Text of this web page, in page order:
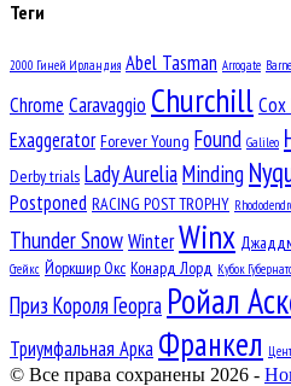
Теги
2000 Гиней Ирландия Abel Tasman Arrogate
Chrome Caravaggio Churchill
Exaggerator Forever Young Found Galileo
Derby trials Lady AureliaMinding
Postponed RACING POST TROPHY
Thunder SnowWinterWinx
Стейкс Йоркшир Окс Конард Лорд Кубок
Приз Короля Георга Ройал
Триумфальная Арка Франкел
© Все права сохранены 2026 -